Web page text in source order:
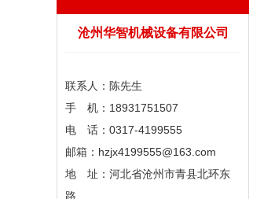
沧州华智机械设备有限公司
联系人：陈先生
手 机：18931751507
电 话：0317-4199555
邮箱：hzjx4199555@163.com
地 址：河北省沧州市青县北环东
路